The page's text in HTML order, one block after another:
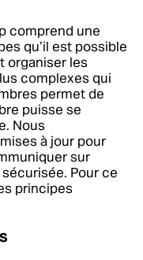
comprend une
qu’il est possible
organiser les
complexes qui
permet de
puisse se
Nous
à jour pour
sur
Pour ce
principes